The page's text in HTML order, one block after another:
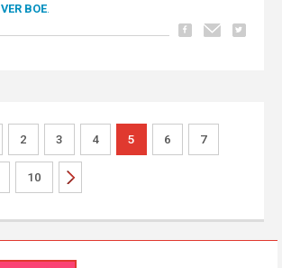
VER BOE.
2 3 4 5 6 7
10